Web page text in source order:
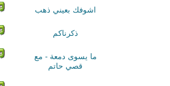
اشوفك بعيني ذهب
ذكرناكم
ما يسوى دمعة - مع
قصي حاتم